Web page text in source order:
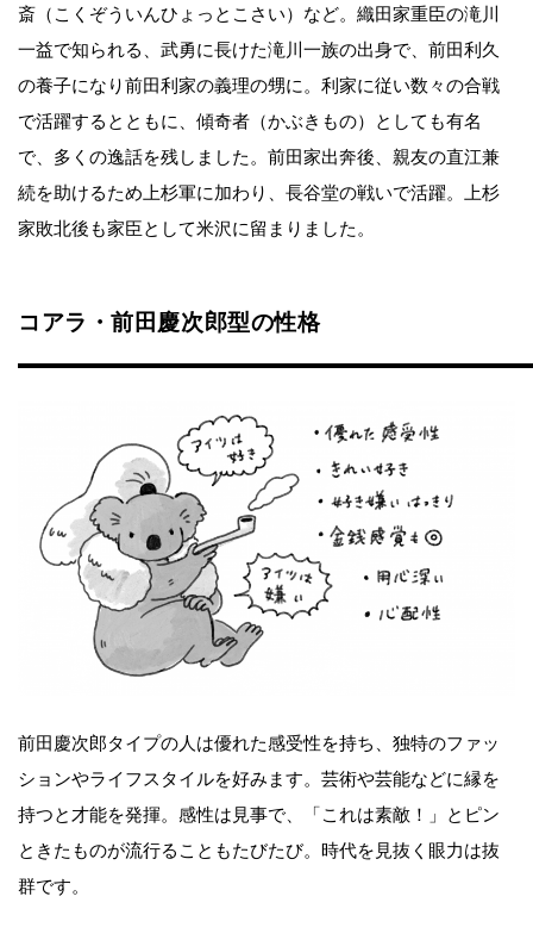
斎（こくぞういんひょっとこさい）など。織田家重臣の滝川
一益で知られる、武勇に長けた滝川一族の出身で、前田利久
の養子になり前田利家の義理の甥に。利家に従い数々の合戦
で活躍するとともに、傾奇者（かぶきもの）としても有名
で、多くの逸話を残しました。前田家出奔後、親友の直江兼
続を助けるため上杉軍に加わり、長谷堂の戦いで活躍。上杉
家敗北後も家臣として米沢に留まりました。
コアラ・前田慶次郎型の性格
前田慶次郎タイプの人は優れた感受性を持ち、独特のファッ
ションやライフスタイルを好みます。芸術や芸能などに縁を
持つと才能を発揮。感性は見事で、「これは素敵！」とピン
ときたものが流行ることもたびたび。時代を見抜く眼力は抜
群です。